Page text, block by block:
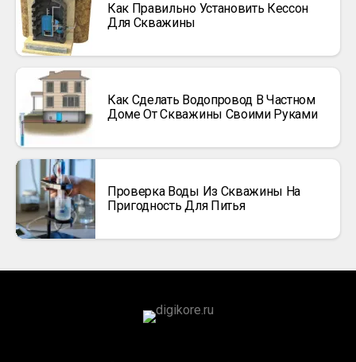
Как Правильно Установить Кессон
Для Скважины
Как Сделать Водопровод В Частном
Доме От Скважины Своими Руками
Проверка Воды Из Скважины На
Пригодность Для Питья